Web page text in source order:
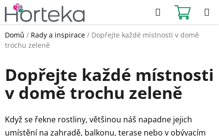
Přejít
na
obsah
Hledat
KOŠÍK
Domů / Rady a inspirace / Dopřejte každé místnosti v domě
trochu zeleně
Dopřejte každé místnosti
v domě trochu zeleně
Když se řekne rostliny, většinou náš napadne jejich
umístění na zahradě, balkonu, terase nebo v obývacím